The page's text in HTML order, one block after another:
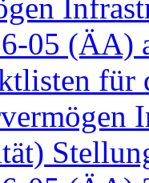
05 (ÄA)
für